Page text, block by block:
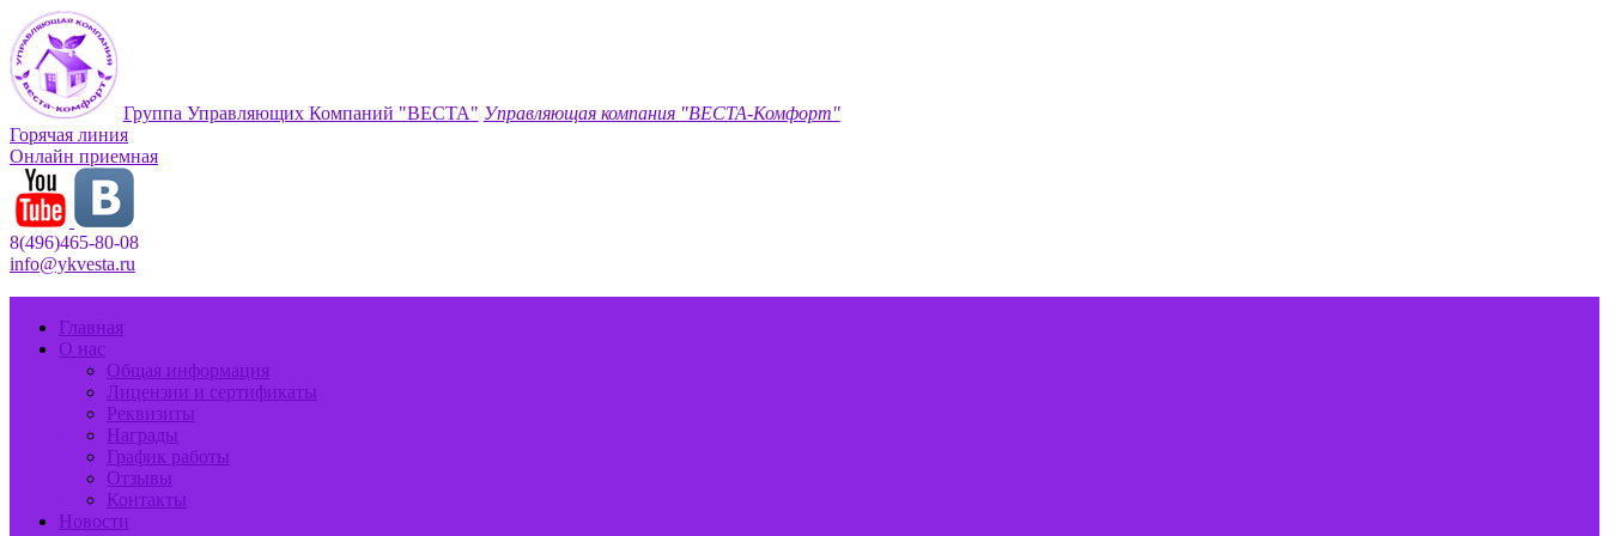
Группа Управляющих Компаний "ВЕСТА" Управляющая компания "ВЕСТА-Комфорт"
Горячая линия
Онлайн приемная
8(496)465-80-08
info@ykvesta.ru
Главная
О нас
Общая информация
Лицензии и сертификаты
Реквизиты
Награды
График работы
Отзывы
Контакты
Новости